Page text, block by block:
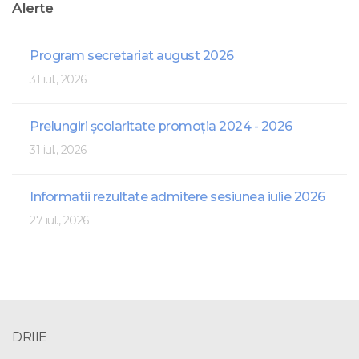
Alerte
Program secretariat august 2026
31 iul., 2026
Prelungiri școlaritate promoția 2024 - 2026
31 iul., 2026
Informatii rezultate admitere sesiunea iulie 2026
27 iul., 2026
DRIIE